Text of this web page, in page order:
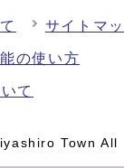
サイトマ
の使い方
て
Town All